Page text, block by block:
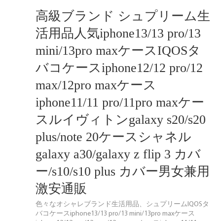
高級ブランド シュプリーム生
活用品人気iphone13/13 pro/13
mini/13pro maxケースIQOSタ
バコケースiphone12/12 pro/12
max/12pro maxケース
iphone11/11 pro/11pro maxケー
スルイヴィトンgalaxy s20/s20
plus/note 20ケースシャネル
galaxy a30/galaxy z flip 3 カバ
ー/s10/s10 plus カバー男女兼用
激安通販
色々なオシャレブランド生活用品、シュプリームIQOSタ
バコケースiphone13/13 pro/13 mini/13pro maxケース